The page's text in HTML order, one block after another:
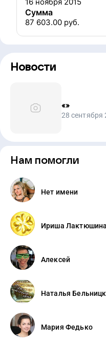
Сумма
87 603.00 руб.
Новости
«»
28 сентября
Нам помогли
Нет имени
Ириша Лактюшина
Алексей
Наталья
Мария Федько